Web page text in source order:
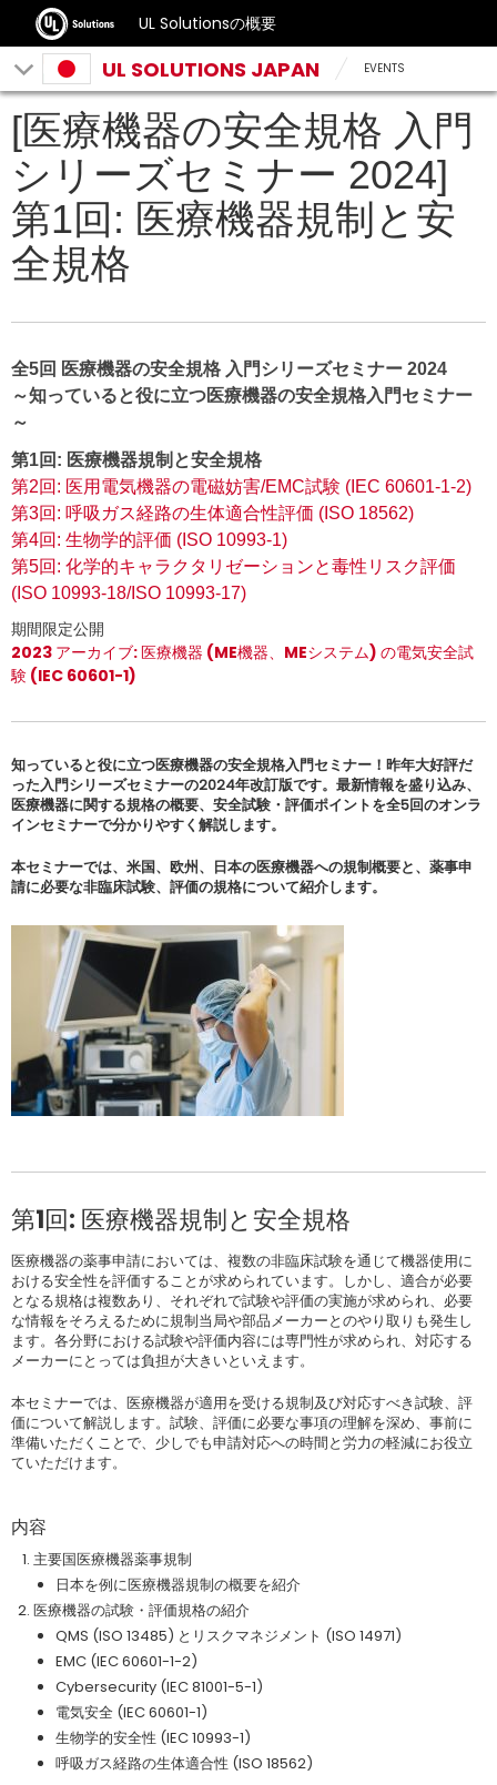
UL Solutionsの概要
UL SOLUTIONS JAPAN EVENTS
[医療機器の安全規格 入門
シリーズセミナー 2024]
第1回: 医療機器規制と安
全規格
全5回 医療機器の安全規格 入門シリーズセミナー 2024
～知っていると役に立つ医療機器の安全規格入門セミナー
～
第1回: 医療機器規制と安全規格
第2回: 医用電気機器の電磁妨害/EMC試験 (IEC 60601-1-2)
第3回: 呼吸ガス経路の生体適合性評価 (ISO 18562)
第4回: 生物学的評価 (ISO 10993-1)
第5回: 化学的キャラクタリゼーションと毒性リスク評価
(ISO 10993-18/ISO 10993-17)
期間限定公開
2023 アーカイブ: 医療機器 (ME機器、MEシステム) の電気安全試
験 (IEC 60601-1)
知っていると役に立つ医療機器の安全規格入門セミナー！昨年大好評だ
った入門シリーズセミナーの2024年改訂版です。最新情報を盛り込み、
医療機器に関する規格の概要、安全試験・評価ポイントを全5回のオンラ
インセミナーで分かりやすく解説します。
本セミナーでは、米国、欧州、日本の医療機器への規制概要と、薬事申
請に必要な非臨床試験、評価の規格について紹介します。
第1回: 医療機器規制と安全規格
医療機器の薬事申請においては、複数の非臨床試験を通じて機器使用に
おける安全性を評価することが求められています。しかし、適合が必要
となる規格は複数あり、それぞれで試験や評価の実施が求められ、必要
な情報をそろえるために規制当局や部品メーカーとのやり取りも発生し
ます。各分野における試験や評価内容には専門性が求められ、対応する
メーカーにとっては負担が大きいといえます。
本セミナーでは、医療機器が適用を受ける規制及び対応すべき試験、評
価について解説します。試験、評価に必要な事項の理解を深め、事前に
準備いただくことで、少しでも申請対応への時間と労力の軽減にお役立
ていただけます。
内容
主要国医療機器薬事規制
日本を例に医療機器規制の概要を紹介
医療機器の試験・評価規格の紹介
QMS (ISO 13485) とリスクマネジメント (ISO 14971)
EMC (IEC 60601-1-2)
Cybersecurity (IEC 81001-5-1)
電気安全 (IEC 60601-1)
生物学的安全性 (IEC 10993-1)
呼吸ガス経路の生体適合性 (ISO 18562)